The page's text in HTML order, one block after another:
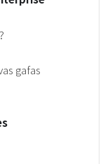
gafas